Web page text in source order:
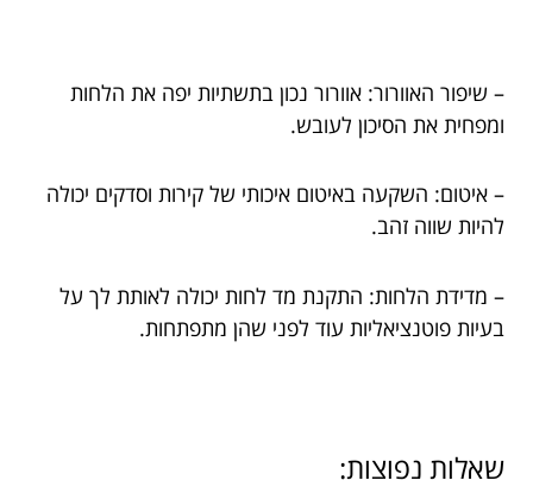
– שיפור האוורור: אוורור נכון בתשתיות יפה את הלחות
ומפחית את הסיכון לעובש.
– איטום: השקעה באיטום איכותי של קירות וסדקים יכולה
להיות שווה זהב.
– מדידת הלחות: התקנת מד לחות יכולה לאותת לך על
בעיות פוטנציאליות עוד לפני שהן מתפתחות.
שאלות נפוצות: